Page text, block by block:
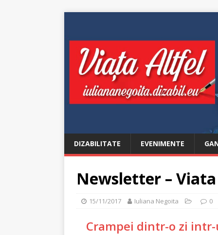
DIZABILITATE EVENIMENTE
Newsletter –
15/11/2017 Iuliana Negoita 0
Crampei dintr-o zi